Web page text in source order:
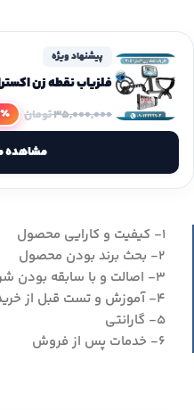
پیشنهاد ویژه
فلزیاب نقطه زن اکسترا
۳۵,۰۰۰,۰۰۰تومان
مشاهده
۱- کیفیت و کارایی محصول
۲- بحث برند بودن محصول
۳- اصالت و با سابقه بودن شرکت تولید کننده
۴- آموزش و تست قبل از خرید
۵- گارانتی
۶- خدمات پس از فروش